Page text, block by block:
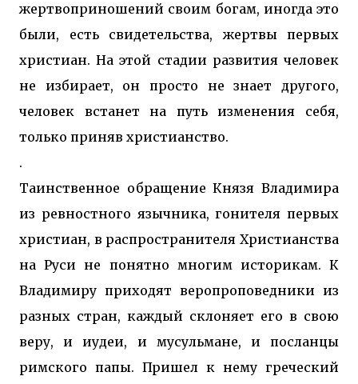
жертвоприношений своим богам, иногда это
были, есть свидетельства, жертвы первых
христиан. На этой стадии развития человек
не избирает, он просто не знает другого,
человек встанет на путь изменения себя,
только приняв христианство.
.
Таинственное обращение Князя Владимира
из ревностного язычника, гонителя первых
христиан, в распространителя Христианства
на Руси не понятно многим историкам. К
Владимиру приходят веропроповедники из
разных стран, каждый склоняет его в свою
веру, и иудеи, и мусульмане, и посланцы
римского папы. Пришел к нему греческий